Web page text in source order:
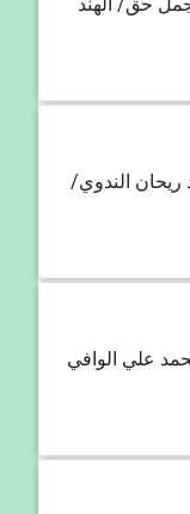
الندوي/
علي الوافي